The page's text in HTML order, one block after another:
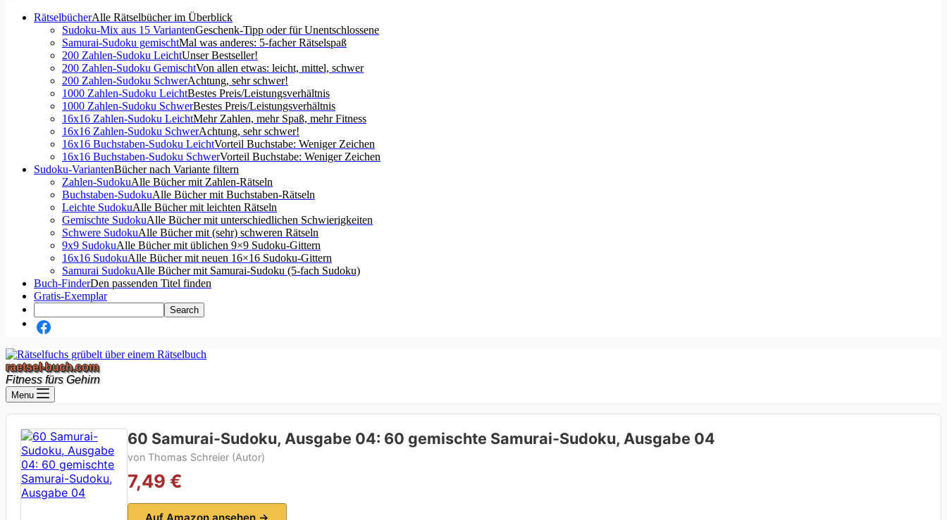
RätselbücherAlle Rätselbücher im Überblick
Sudoku-Mix aus 15 VariantenGeschenk-Tipp oder für Unentschlossene
Samurai-Sudoku gemischtMal was anderes: 5-facher Rätselspaß
200 Zahlen-Sudoku LeichtUnser Bestseller!
200 Zahlen-Sudoku GemischtVon allen etwas: leicht, mittel, schwer
200 Zahlen-Sudoku SchwerAchtung, sehr schwer!
1000 Zahlen-Sudoku LeichtBestes Preis/Leistungsverhältnis
1000 Zahlen-Sudoku SchwerBestes Preis/Leistungsverhältnis
16x16 Zahlen-Sudoku LeichtMehr Zahlen, mehr Spaß, mehr Fitness
16x16 Zahlen-Sudoku SchwerAchtung, sehr schwer!
16x16 Buchstaben-Sudoku LeichtVorteil Buchstabe: Weniger Zeichen
16x16 Buchstaben-Sudoku SchwerVorteil Buchstabe: Weniger Zeichen
Sudoku-VariantenBücher nach Variante filtern
Zahlen-SudokuAlle Bücher mit Zahlen-Rätseln
Buchstaben-SudokuAlle Bücher mit Buchstaben-Rätseln
Leichte SudokuAlle Bücher mit leichten Rätseln
Gemischte SudokuAlle Bücher mit unterschiedlichen Schwierigkeiten
Schwere SudokuAlle Bücher mit (sehr) schweren Rätseln
9x9 SudokuAlle Bücher mit üblichen 9×9 Sudoku-Gittern
16x16 SudokuAlle Bücher mit neuen 16×16 Sudoku-Gittern
Samurai SudokuAlle Bücher mit Samurai-Sudoku (5-fach Sudoku)
Buch-FinderDen passenden Titel finden
Gratis-Exemplar
raetsel-buch.com
Fitness fürs Gehirn
Menu
60 Samurai-Sudoku, Ausgabe 04: 60 gemischte Samurai-Sudoku, Ausgabe 04
von Thomas Schreier (Autor)
7,49 €